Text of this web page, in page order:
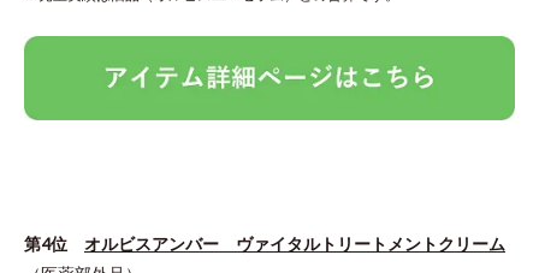
第4位
オルビスアンバー ヴァイタルトリートメントクリーム